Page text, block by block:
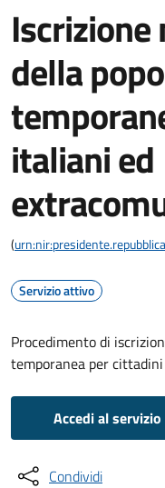
della
italiani ed
(
Servizio attivo
Procedimento di
temporanea per
Accedi al servizio
Condividi